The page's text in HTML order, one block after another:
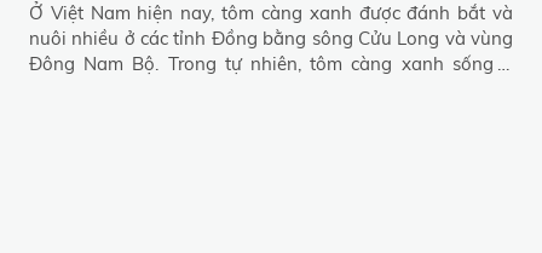
nhiều phương pháp chế biến món khác nhau. Nếu bạn đã
có sẵn gà ta nhưng chưa biết làm món gì? Sản Vật
Phương Nam xin chia sẻ “Top 5 cách chế biến gà ta”. Bạn
Ở Việt Nam hiện nay, tôm càng xanh được đánh bắt và
nuôi nhiều ở các tỉnh Đồng bằng sông Cửu Long và vùng
Đông Nam Bộ. Trong tự nhiên, tôm càng xanh sống ở